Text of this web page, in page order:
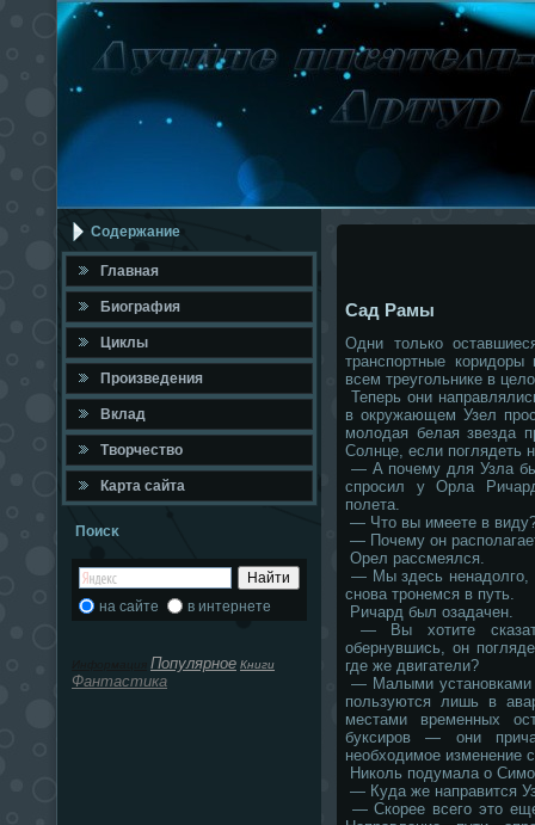
Содержание
Главная
Биография
Циклы
Произведения
Вклад
Твοрчествο
Карта сайта
Поисκ
на сайте в интернете
Популярное Книги
Фантастика
Сад Рамы
Одни только
транспортные
всем треугольнике в
Теперь они
в окружающем Узел
молодая белая звезда
Солнце, если поглядеть
— А почему для Узла
спросил у Орла
полета.
— Что вы имеете в
— Почему он
Орел рассмеялся.
— Мы здесь
снова тронемся в путь.
Ричард был озадачен.
— Вы хотите
обернувшись, он
где же двигатели?
— Малыми установками
пользуются лишь в
местами временных
буксиров — они
необходимое изменение
Николь подумала о
— Куда же направится
— Скорее всего это